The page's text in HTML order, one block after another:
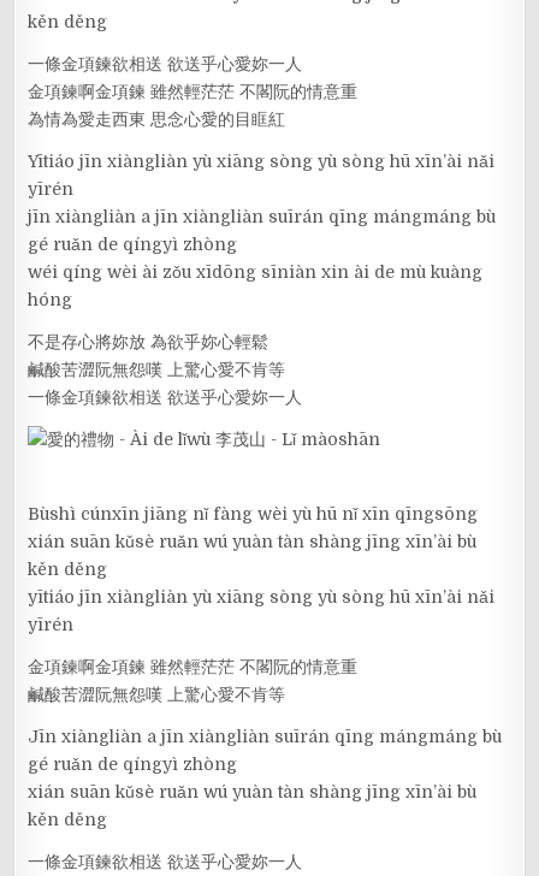
kěn děng
一條金項鍊欲相送 欲送乎心愛妳一人
金項鍊啊金項鍊 雖然輕茫茫 不閣阮的情意重
為情為愛走西東 思念心愛的目眶紅
Yītiáo jīn xiàngliàn yù xiāng sòng yù sòng hū xīn’ài nǎi
yīrén
jīn xiàngliàn a jīn xiàngliàn suīrán qīng mángmáng bù
gé ruǎn de qíngyì zhòng
wéi qíng wèi ài zǒu xīdōng sīniàn xin ài de mù kuàng
hóng
不是存心將妳放 為欲乎妳心輕鬆
鹹酸苦澀阮無怨嘆 上驚心愛不肯等
一條金項鍊欲相送 欲送乎心愛妳一人
Bùshì cúnxīn jiāng nǐ fàng wèi yù hū nǐ xīn qīngsōng
xián suān kǔsè ruǎn wú yuàn tàn shàng jīng xīn’ài bù
kěn děng
yītiáo jīn xiàngliàn yù xiāng sòng yù sòng hū xīn’ài nǎi
yīrén
金項鍊啊金項鍊 雖然輕茫茫 不閣阮的情意重
鹹酸苦澀阮無怨嘆 上驚心愛不肯等
Jīn xiàngliàn a jīn xiàngliàn suīrán qīng mángmáng bù
gé ruǎn de qíngyì zhòng
xián suān kǔsè ruǎn wú yuàn tàn shàng jīng xīn’ài bù
kěn děng
一條金項鍊欲相送 欲送乎心愛妳一人